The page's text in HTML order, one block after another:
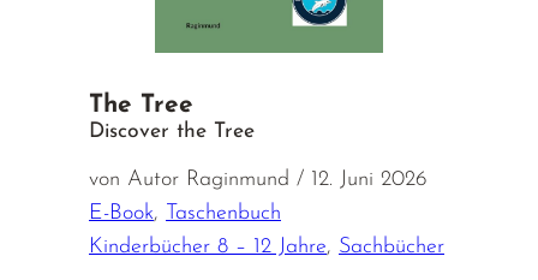
The Tree
Discover the Tree
von Autor Raginmund / 12. Juni 2026
E-Book,
Taschenbuch
Kinderbücher 8 – 12 Jahre, Sachbücher